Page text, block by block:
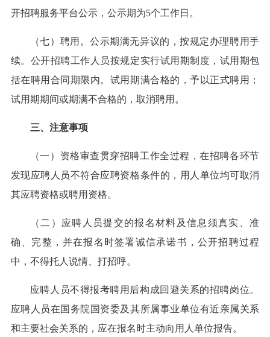
开招聘服务平台公示，公示期为5个工作日。
（七）聘用。公示期满无异议的，按规定办理聘用手
续。公开招聘工作人员按规定实行试用期制度，试用期包
括在聘用合同期限内。试用期满合格的，予以正式聘用；
试用期期间或期满不合格的，取消聘用。
三、注意事项
（一）资格审查贯穿招聘工作全过程，在招聘各环节
发现应聘人员不符合应聘资格条件的，用人单位均可取消
其应聘资格或聘用资格。
（二）应聘人员提交的报名材料及信息须真实、准
确、完整，并在报名时签署诚信承诺书，公开招聘过程
中，不得托人说情、打招呼。
应聘人员不得报考聘用后构成回避关系的招聘岗位。
应聘人员在国务院国资委及其所属事业单位有近亲属关系
和主要社会关系的，应在报名时主动向用人单位报告。